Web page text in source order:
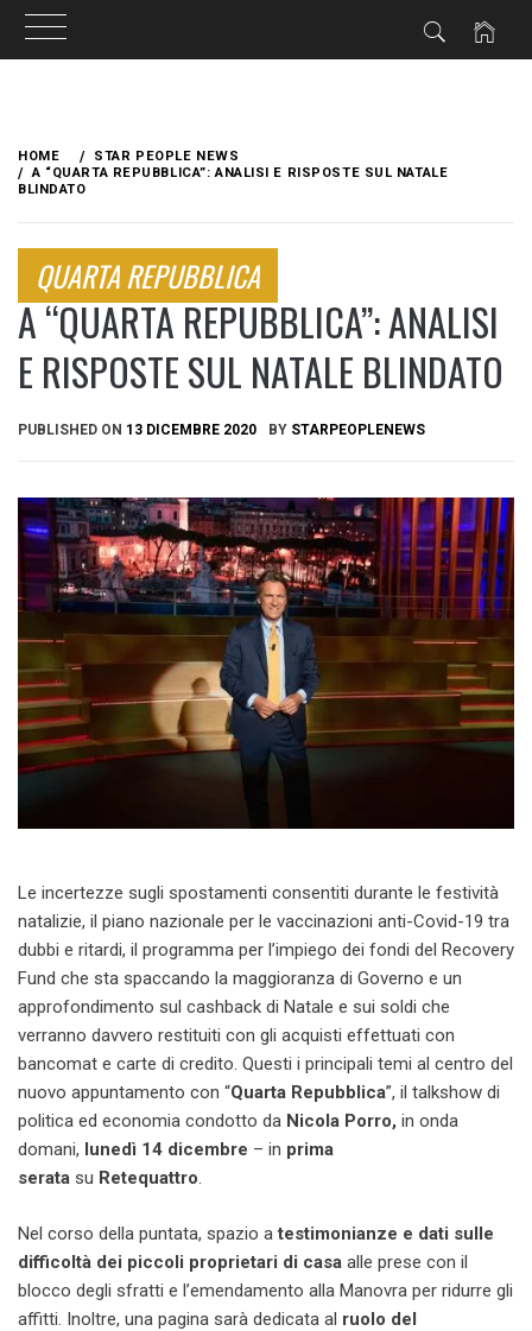
content
HOME
STAR PEOPLE NEWS
A “QUARTA REPUBBLICA”: ANALISI E RISPOSTE SUL NATALE
BLINDATO
QUARTA REPUBBLICA
A “QUARTA REPUBBLICA”: ANALISI
E RISPOSTE SUL NATALE BLINDATO
PUBLISHED ON 13 DICEMBRE 2020 BY STARPEOPLENEWS
Le incertezze sugli spostamenti consentiti durante le festività
natalizie, il piano nazionale per le vaccinazioni anti-Covid-19 tra
dubbi e ritardi, il programma per l’impiego dei fondi del Recovery
Fund che sta spaccando la maggioranza di Governo e un
approfondimento sul cashback di Natale e sui soldi che
verranno davvero restituiti con gli acquisti effettuati con
bancomat e carte di credito. Questi i principali temi al centro del
nuovo appuntamento con “Quarta Repubblica”, il talkshow di
politica ed economia condotto da Nicola Porro, in onda
domani, lunedì 14 dicembre – in prima
serata su Retequattro.
Nel corso della puntata, spazio atestimonianze e dati sulle
difficoltà dei piccoli proprietari di casa alle prese con il
blocco degli sfratti e l’emendamento alla Manovra per ridurre gli
affitti. Inoltre, una pagina sarà dedicata al ruolo del